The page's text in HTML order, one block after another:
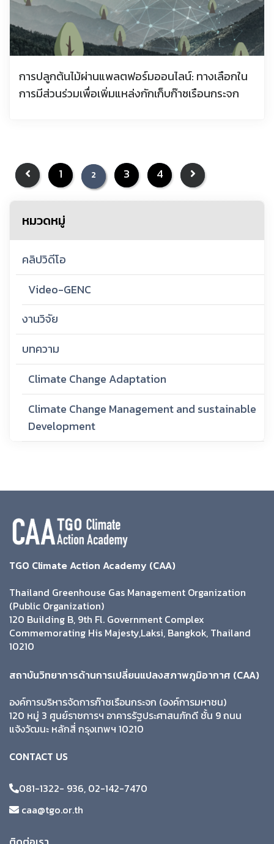
การปลูกต้นไม้ผ่านแพลตฟอร์มออนไลน์: ทางเลือกใน
การมีส่วนร่วมเพื่อเพิ่มแหล่งกักเก็บก๊าซเรือนกระจก
1 2 3 4
หมวดหมู่
คลิปวิดีโอ
Video-GENC
งานวิจัย
บทความ
Climate Change Adaptation
Climate Change Management and sustainable
Development
TGO Climate Action Academy (CAA)
Thailand Greenhouse Gas Management Organization
(Public Organization)
120 Building B, 9th Fl. Government Complex
Commemorating His Majesty,Laksi, Bangkok, Thailand
10210
สถาบันวิทยาการด้านการเปลี่ยนแปลงสภาพภูมิอากาศ (CAA)
องค์การบริหารจัดการก๊าซเรือนกระจก (องค์การมหาชน)
120 หมู่ 3 ศูนย์ราชการฯ อาคารรัฐประศาสนภักดี ชั้น 9 ถนน
แจ้งวัฒนะ หลักสี่ กรุงเทพฯ 10210
CONTACT US
081-1322- 936, 02-142-7470
caa@tgo.or.th